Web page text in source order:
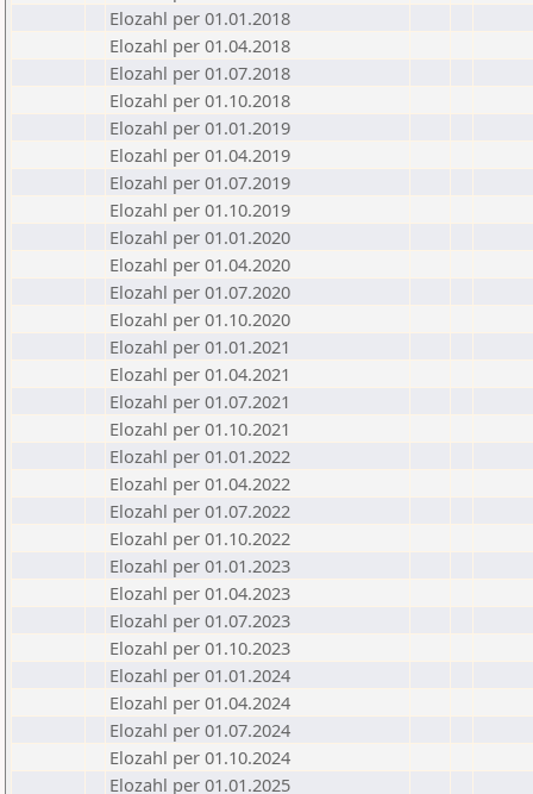
Elozahl per 01.01.2018
Elozahl per 01.04.2018
Elozahl per 01.07.2018
Elozahl per 01.10.2018
Elozahl per 01.01.2019
Elozahl per 01.04.2019
Elozahl per 01.07.2019
Elozahl per 01.10.2019
Elozahl per 01.01.2020
Elozahl per 01.04.2020
Elozahl per 01.07.2020
Elozahl per 01.10.2020
Elozahl per 01.01.2021
Elozahl per 01.04.2021
Elozahl per 01.07.2021
Elozahl per 01.10.2021
Elozahl per 01.01.2022
Elozahl per 01.04.2022
Elozahl per 01.07.2022
Elozahl per 01.10.2022
Elozahl per 01.01.2023
Elozahl per 01.04.2023
Elozahl per 01.07.2023
Elozahl per 01.10.2023
Elozahl per 01.01.2024
Elozahl per 01.04.2024
Elozahl per 01.07.2024
Elozahl per 01.10.2024
Elozahl per 01.01.2025